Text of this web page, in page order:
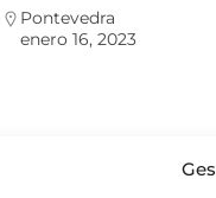
Pontevedra
enero 16, 2023
Comercio al por